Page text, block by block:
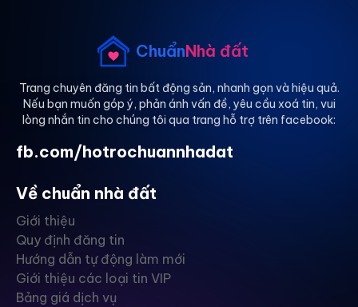
ChuẩnNhà đất
Trang chuyên đăng tin bất động sản, nhanh gọn và hiệu quả.
Nếu bạn muốn góp ý, phản ánh vấn đề, yêu cầu xoá tin, vui
lòng nhắn tin cho chúng tôi qua trang hỗ trợ trên facebook:
fb.com/hotrochuannhadat
Về chuẩn nhà đất
Giới thiệu
Quy định đăng tin
Hướng dẫn tự động làm mới
Giới thiệu các loại tin VIP
Bảng giá dịch vụ